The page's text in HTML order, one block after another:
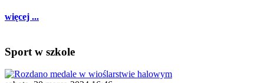
więcej ...
Sport w szkole